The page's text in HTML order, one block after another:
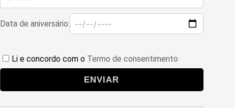
Data de aniversário:
Li e concordo com o Termo de consentimento
ENVIAR